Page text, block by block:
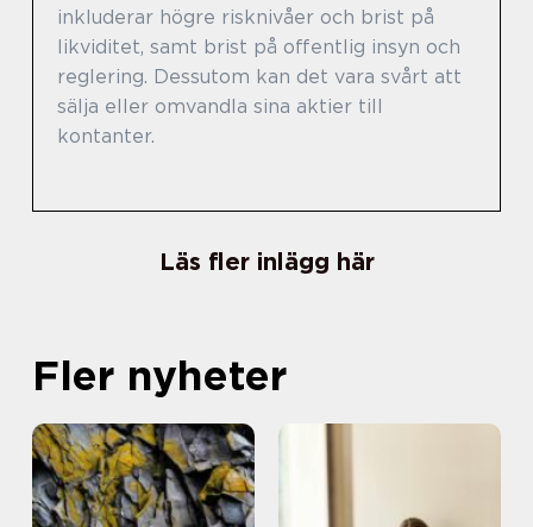
inkluderar högre risknivåer och brist på
likviditet, samt brist på offentlig insyn och
reglering. Dessutom kan det vara svårt att
sälja eller omvandla sina aktier till
kontanter.
Läs fler inlägg här
Fler nyheter